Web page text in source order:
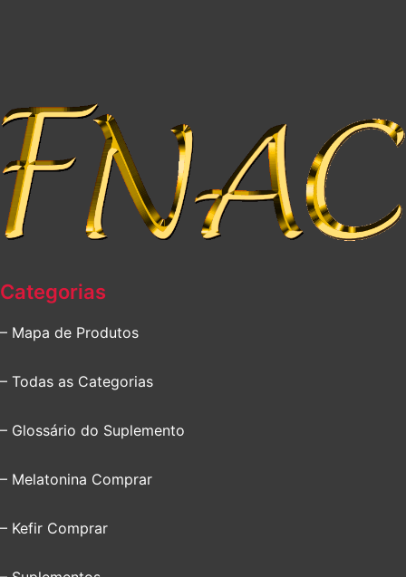
Categorias
– Mapa de Produtos
– Todas as Categorias
– Glossário do Suplemento
– Melatonina Comprar
– Kefir Comprar